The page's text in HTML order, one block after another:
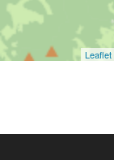
Leaflet